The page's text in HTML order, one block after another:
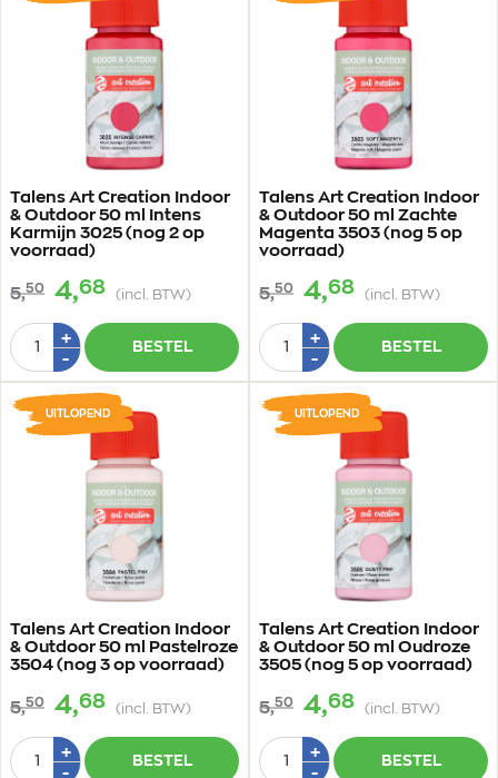
Talens Art Creation Indoor
& Outdoor 50 ml Intens
Karmijn 3025 (nog 2 op
voorraad)
5,50 4,68 (incl. BTW)
Aantal
+Plus
-Min
1
BESTEL
Talens Art Creation Indoor
& Outdoor 50 ml Zachte
Magenta 3503 (nog 5 op
voorraad)
5,50 4,68 (incl. BTW)
Aantal
+Plus
-Min
1
BESTEL
Talens Art Creation Indoor
& Outdoor 50 ml Pastelroze
3504 (nog 3 op voorraad)
5,50 4,68 (incl. BTW)
UITLOPEND
Aantal
+Plus
-Min
BESTEL
Talens Art Creation Indoor
& Outdoor 50 ml Oudroze
3505 (nog 5 op voorraad)
5,50 4,68 (incl. BTW)
UITLOPEND
Aantal
+Plus
-Min
BESTEL